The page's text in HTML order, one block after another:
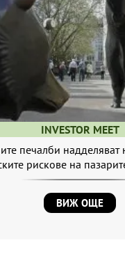
INVESTOR MEET
печалби надделяват
рискове на
ВИЖ ОЩЕ